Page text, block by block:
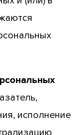
исполнение